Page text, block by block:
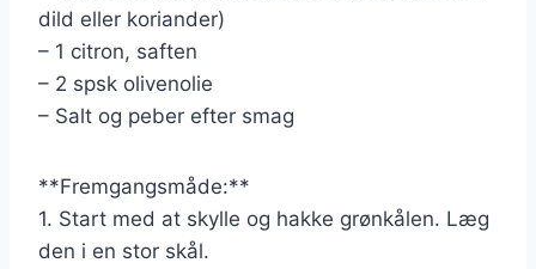
dild eller koriander)
– 1 citron, saften
– 2 spsk olivenolie
– Salt og peber efter smag
**Fremgangsmåde:**
1. Start med at skylle og hakke grønkålen. Læg
den i en stor skål.